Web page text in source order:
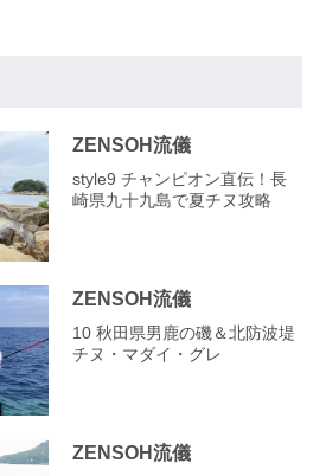
ZENSOH流儀
style9 チャンピオン直伝！長
崎県九十九島で夏チヌ攻略
ZENSOH流儀
10 秋田県男鹿の磯＆北防波堤
チヌ・マダイ・グレ
ZENSOH流儀